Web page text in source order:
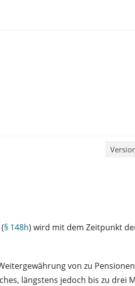
§ 148h) wird mit dem Zeitpunkt
von zu
längstens jedoch bis zu drei